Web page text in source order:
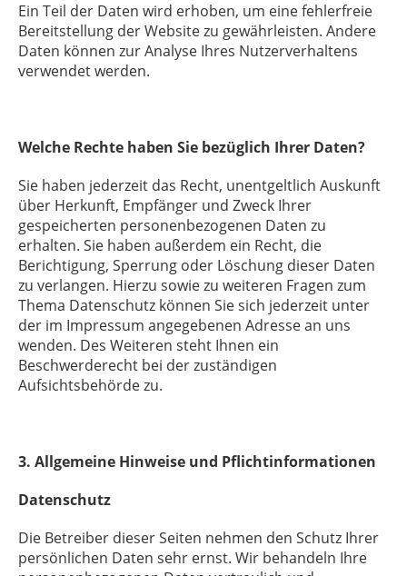
Ein Teil der Daten wird erhoben, um eine fehlerfreie
Bereitstellung der Website zu gewährleisten. Andere
Daten können zur Analyse Ihres Nutzerverhaltens
verwendet werden.
Welche Rechte haben Sie bezüglich Ihrer Daten?
Sie haben jederzeit das Recht, unentgeltlich Auskunft
über Herkunft, Empfänger und Zweck Ihrer
gespeicherten personenbezogenen Daten zu
erhalten. Sie haben außerdem ein Recht, die
Berichtigung, Sperrung oder Löschung dieser Daten
zu verlangen. Hierzu sowie zu weiteren Fragen zum
Thema Datenschutz können Sie sich jederzeit unter
der im Impressum angegebenen Adresse an uns
wenden. Des Weiteren steht Ihnen ein
Beschwerderecht bei der zuständigen
Aufsichtsbehörde zu.
3. Allgemeine Hinweise und Pflichtinformationen
Datenschutz
Die Betreiber dieser Seiten nehmen den Schutz Ihrer
persönlichen Daten sehr ernst. Wir behandeln Ihre